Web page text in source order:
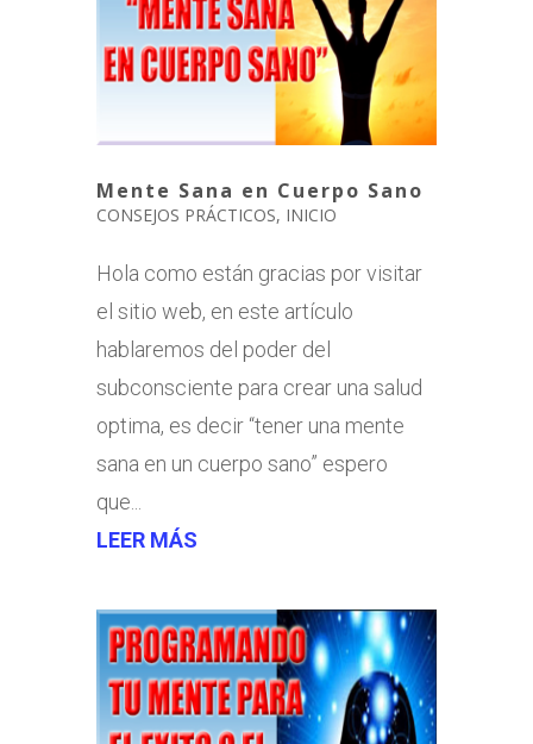
Mente Sana en Cuerpo Sano
CONSEJOS PRÁCTICOS, INICIO
Hola como están gracias por visitar
el sitio web, en este artículo
hablaremos del poder del
subconsciente para crear una salud
optima, es decir “tener una mente
sana en un cuerpo sano” espero
que...
LEER MÁS